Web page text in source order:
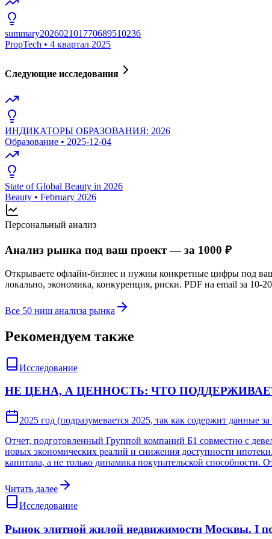
summary202602101770689510236
PropTech • 4 квартал 2025
Следующие исследования
ИНДИКАТОРЫ ОБРАЗОВАНИЯ: 2026
Образование • 2025-12-04
State of Global Beauty in 2026
Beauty • February 2026
Персональный анализ
Анализ рынка под ваш проект — за 1000 ₽
Открываете офлайн-бизнес и нужны конкретные цифры под
локально, экономика, конкуренция, риски. PDF на email за 10-
Все 50 ниш анализа рынка
Рекомендуем также
Исследование
НЕ ЦЕНА, А ЦЕННОСТЬ: ЧТО
2025 год (подразумевается 2025, так как содержит данные
Отчет, подготовленный Группой компаний Б1 совместно с
новых экономических реалий и снижения доступности
капитала, а не только динамика покупательской
Читать далее
Исследование
Рынок элитной жилой недвижимости Москвы. I